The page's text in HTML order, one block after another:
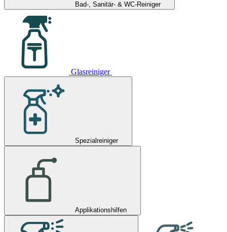
Bad-, Sanitär- & WC-Reiniger
Glasreiniger
Spezialreiniger
Applikationshilfen